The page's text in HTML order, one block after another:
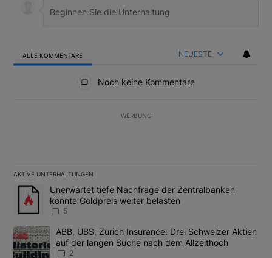
ALLE KOMMENTARE NEUESTE
Noch keine Kommentare
WERBUNG
AKTIVE UNTERHALTUNGEN
Das Folgende ist eine Liste der am meisten kommentierten
Ein Trendartikel mit dem Titel "Unerwartet tiefe Nachfrage der
Unerwartet tiefe Nachfrage der Zentralbanken
könnte Goldpreis weiter belasten
5
Ein Trendartikel mit dem Titel "ABB, UBS, Zurich Insurance:
ABB, UBS, Zurich Insurance: Drei Schweizer Aktien
auf der langen Suche nach dem Allzeithoch
2